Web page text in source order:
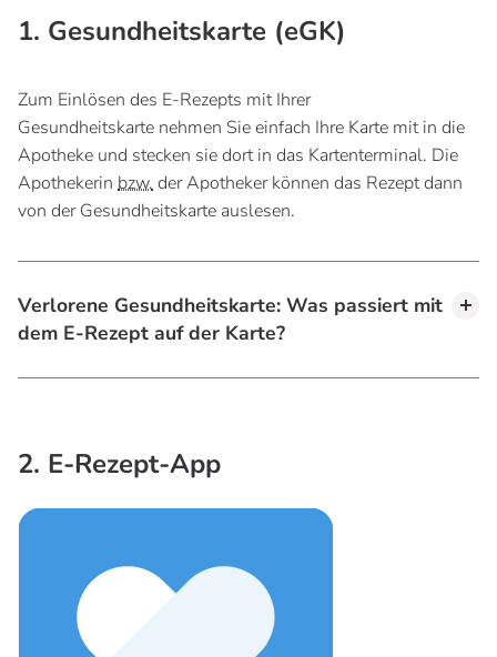
1. Gesundheitskarte (eGK)
Zum Einlösen des E-Rezepts mit Ihrer
Gesundheitskarte nehmen Sie einfach Ihre Karte mit in die
Apotheke und stecken sie dort in das Kartenterminal. Die
Apothekerin bzw.der Apotheker können das Rezept dann
von der Gesundheitskarte auslesen.
Verlorene Gesundheitskarte: Was passiert mit
dem E-Rezept auf der Karte?
2. E-Rezept-App